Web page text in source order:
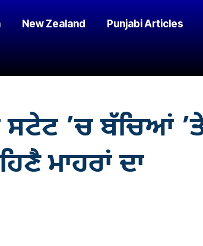
New Zealand Punjabi Articles
’ਚ ਬੱਚਿਆਂ ’ਤੇ
ਮਾਹਰਾਂ ਦਾ